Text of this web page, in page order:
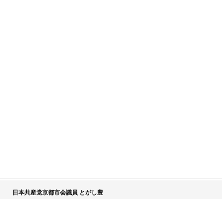
日本共産党京都市会議員 とがし豊